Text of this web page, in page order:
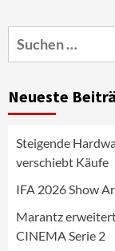
Suchen
nach:
Neueste
Steigende
verschiebt Käufe
IFA 2026 Show
Marantz
CINEMA Serie 2
4
5
NIQ
die